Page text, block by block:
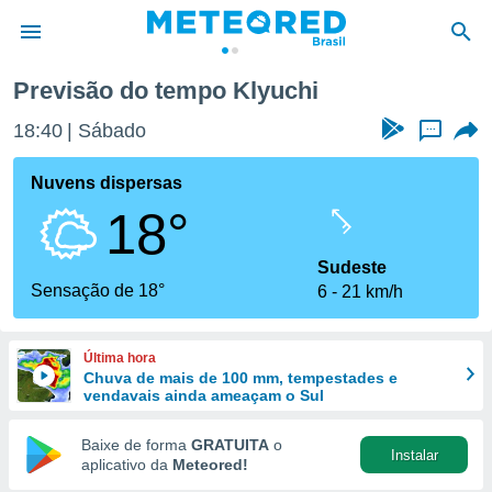
da
fornecidas
a este
das
e
forma
digital
Previsão do tempo Klyuchi
18:40 Sábado ...
Nuvens dispersas
18°
Sensação de 18°
Sudeste
6
21 km/h
Última hora
Chuva de mais de 100 mm, tempestades e
vendavais ainda ameaçam o Sul
Baixe de forma GRATUITA o
aplicativo da Meteored!
Instalar